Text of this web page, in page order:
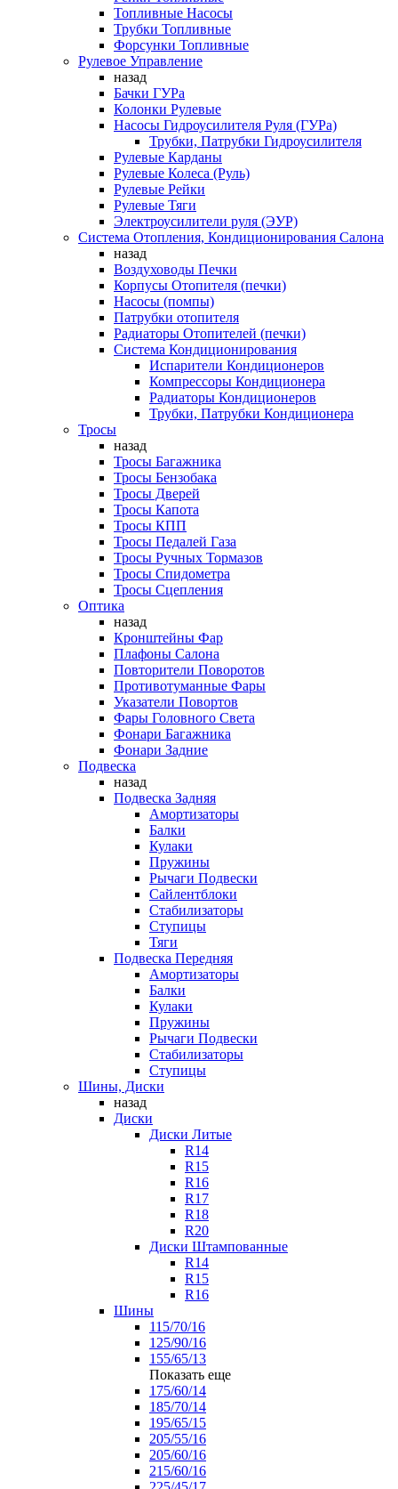
Топливные Насосы
Трубки Топливные
Форсунки Топливные
Рулевое Управление
назад
Бачки ГУРа
Колонки Рулевые
Насосы Гидроусилителя Руля (ГУРа)
Трубки, Патрубки Гидроусилителя
Рулевые Карданы
Рулевые Колеса (Руль)
Рулевые Рейки
Рулевые Тяги
Электроусилители руля (ЭУР)
Система Отопления, Кондиционирования Салона
назад
Воздуховоды Печки
Корпусы Отопителя (печки)
Насосы (помпы)
Патрубки отопителя
Радиаторы Отопителей (печки)
Система Кондиционирования
Испарители Кондиционеров
Компрессоры Кондиционера
Радиаторы Кондиционеров
Трубки, Патрубки Кондиционера
Тросы
назад
Тросы Багажника
Тросы Бензобака
Тросы Дверей
Тросы Капота
Тросы КПП
Тросы Педалей Газа
Тросы Ручных Тормазов
Тросы Спидометра
Тросы Сцепления
Оптика
назад
Кронштейны Фар
Плафоны Салона
Повторители Поворотов
Противотуманные Фары
Указатели Повортов
Фары Головного Света
Фонари Багажника
Фонари Задние
Подвеска
назад
Подвеска Задняя
Амортизаторы
Балки
Кулаки
Пружины
Рычаги Подвески
Сайлентблоки
Стабилизаторы
Ступицы
Тяги
Подвеска Передняя
Амортизаторы
Балки
Кулаки
Пружины
Рычаги Подвески
Стабилизаторы
Ступицы
Шины, Диски
назад
Диски
Диски Литые
R14
R15
R16
R17
R18
R20
Диски Штампованные
R14
R15
R16
Шины
115/70/16
125/90/16
155/65/13
Показать еще
175/60/14
185/70/14
195/65/15
205/55/16
205/60/16
215/60/16